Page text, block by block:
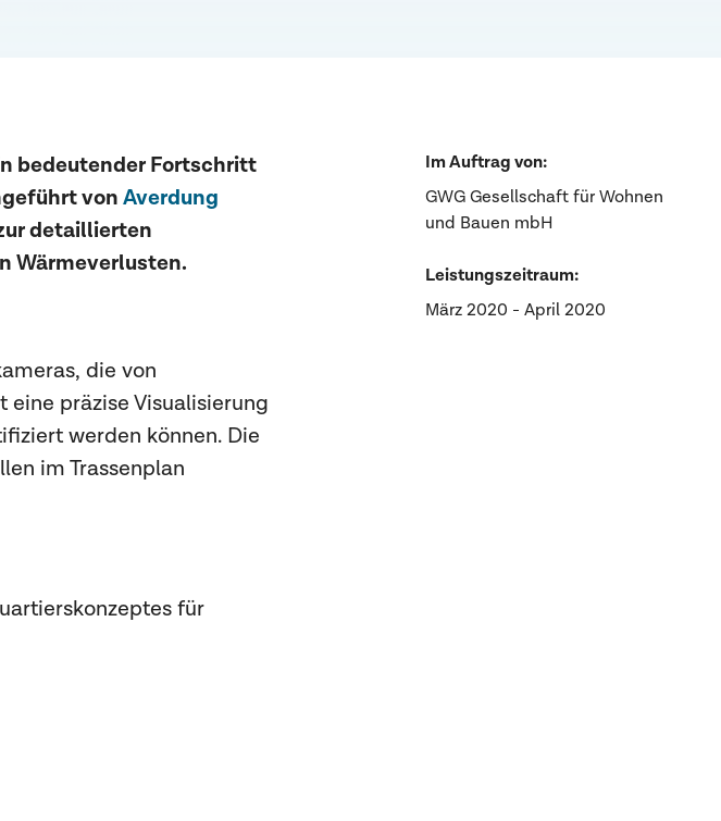
bedeutender Fortschritt
von Averdung
detaillierten
Wärmeverlusten.
die von
präzise Visualisierung
werden können. Die
im Trassenplan
für
Im Auftrag von:
GWG Gesellschaft für Wohnen
und Bauen mbH
Leistungszeitraum:
März 2020 - April 2020